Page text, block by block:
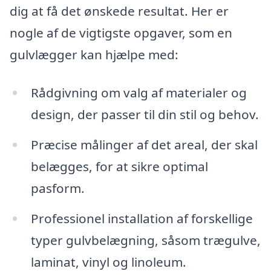
dig at få det ønskede resultat. Her er
nogle af de vigtigste opgaver, som en
gulvlægger kan hjælpe med:
Rådgivning om valg af materialer og
design, der passer til din stil og behov.
Præcise målinger af det areal, der skal
belægges, for at sikre optimal
pasform.
Professionel installation af forskellige
typer gulvbelægning, såsom trægulve,
laminat, vinyl og linoleum.